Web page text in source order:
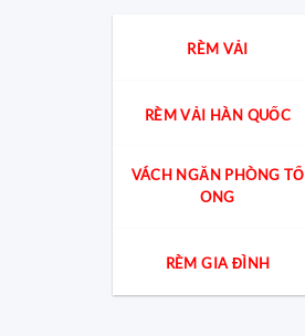
RÈM VẢI
RÈM VẢI HÀN QUỐC
VÁCH NGĂN PHÒNG TỔ
ONG
RÈM GIA ĐÌNH